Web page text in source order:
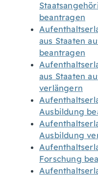
beantragen
aus Staaten
beantragen
aus Staaten
verlängern
Ausbildung
Ausbildung
Forschung